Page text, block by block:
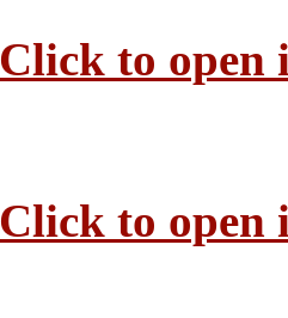
Click to open
Click to open